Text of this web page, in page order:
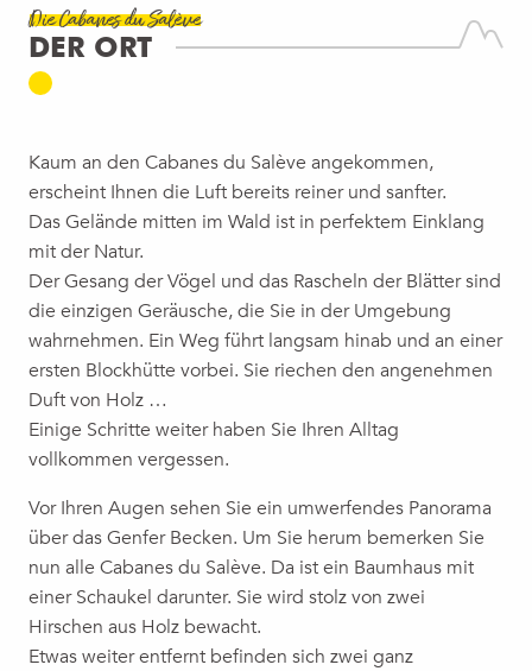
Die Cabanes du Salève
DER ORT
Kaum an den Cabanes du Salève angekommen,
erscheint Ihnen die Luft bereits reiner und sanfter.
Das Gelände mitten im Wald ist in perfektem Einklang
mit der Natur.
Der Gesang der Vögel und das Rascheln der Blätter sind
die einzigen Geräusche, die Sie in der Umgebung
wahrnehmen. Ein Weg führt langsam hinab und an einer
ersten Blockhütte vorbei. Sie riechen den angenehmen
Duft von Holz …
Einige Schritte weiter haben Sie Ihren Alltag
vollkommen vergessen.
Vor Ihren Augen sehen Sie ein umwerfendes Panorama
über das Genfer Becken. Um Sie herum bemerken Sie
nun alle Cabanes du Salève. Da ist ein Baumhaus mit
einer Schaukel darunter. Sie wird stolz von zwei
Hirschen aus Holz bewacht.
Etwas weiter entfernt befinden sich zwei ganz